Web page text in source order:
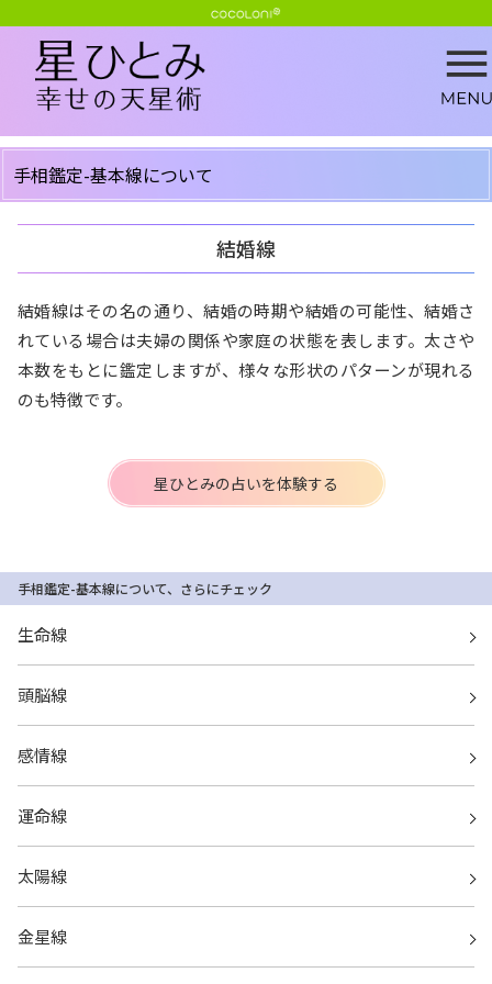
手相鑑定-基本線について
結婚線
結婚線はその名の通り、結婚の時期や結婚の可能性、結婚さ
れている場合は夫婦の関係や家庭の状態を表します。太さや
本数をもとに鑑定しますが、様々な形状のパターンが現れる
のも特徴です。
星ひとみの占いを体験する
手相鑑定-基本線について、さらにチェック
生命線
頭脳線
感情線
運命線
太陽線
金星線